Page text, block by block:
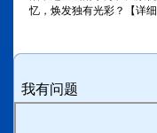
忆，焕发独有光彩？【详细
我有问题